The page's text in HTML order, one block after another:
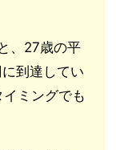
、27歳の平
到達してい
ミングでも